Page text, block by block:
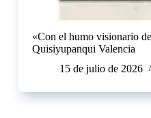
«Con el humo visionario
Quisiyupanqui Valencia
15 de julio de 2026